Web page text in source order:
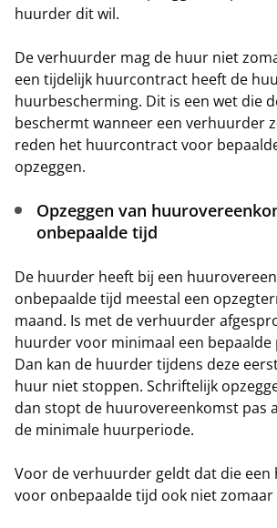
huurder dit wil.
De verhuurder mag de huur niet
een tijdelijk huurcontract heeft de
huurbescherming. Dit is een wet die
beschermt wanneer een verhuurder
reden het huurcontract voor
opzeggen.
Opzeggen van
onbepaalde tijd
De huurder heeft bij een
onbepaalde tijd meestal een
maand. Is met de verhuurder
huurder voor minimaal een
Dan kan de huurder tijdens deze
huur niet stoppen. Schriftelijk
dan stopt de huurovereenkomst pas
de minimale huurperiode.
Voor de verhuurder geldt dat die
voor onbepaalde tijd ook niet zomaar